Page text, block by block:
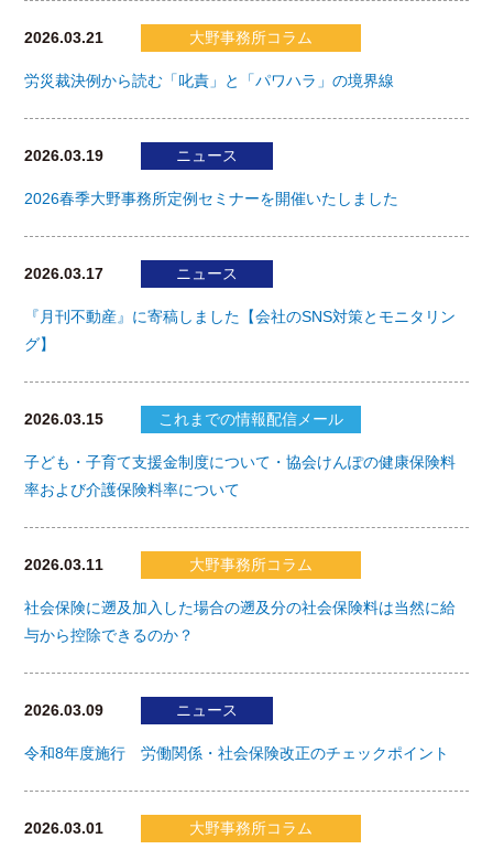
2026.03.21 大野事務所コラム
労災裁決例から読む「叱責」と「パワハラ」の境界線
2026.03.19 ニュース
2026春季大野事務所定例セミナーを開催いたしました
2026.03.17 ニュース
『月刊不動産』に寄稿しました【会社のSNS対策とモニタリン
グ】
2026.03.15 これまでの情報配信メール
子ども・子育て支援金制度について・協会けんぽの健康保険料
率および介護保険料率について
2026.03.11 大野事務所コラム
社会保険に遡及加入した場合の遡及分の社会保険料は当然に給
与から控除できるのか？
2026.03.09 ニュース
令和8年度施行 労働関係・社会保険改正のチェックポイント
2026.03.01 大野事務所コラム